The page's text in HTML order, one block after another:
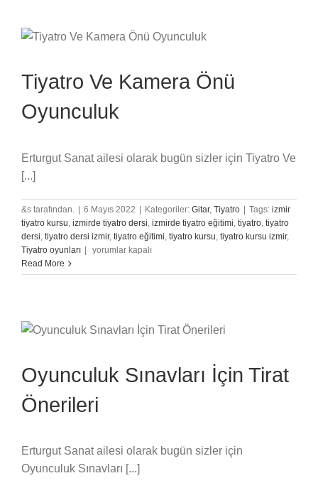
Tiyatro Ve Kamera Önü
Oyunculuk
Erturgut Sanat ailesi olarak bugün sizler için Tiyatro Ve
[...]
&s tarafından. | 6 Mayıs 2022 | Kategoriler: Gitar, Tiyatro | Tags: izmir
tiyatro kursu izmirde tiyatro dersi izmirde tiyatro eğitimi tiyatro tiyatro
dersi tiyatro dersi izmir, tiyatro eğitimi tiyatro kursu tiyatro kursu izmir,
Tiyatro oyunları |
Tiyatro
Kamera
yorumlar kapalı
Read More
Oyunculuk Sınavları İçin Tirat
Önerileri
Erturgut Sanat ailesi olarak bugün sizler için
Oyunculuk Sınavları [...]